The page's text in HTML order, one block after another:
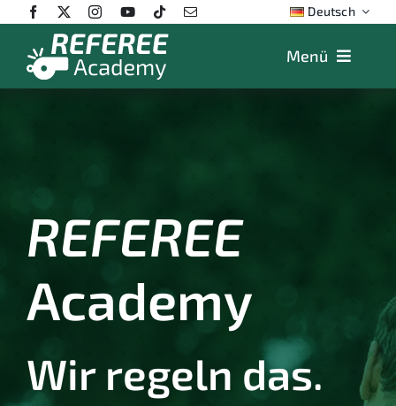
to
Deutsch
Menü
FAQ
Shop
REFEREE
Academy
Wir regeln das.